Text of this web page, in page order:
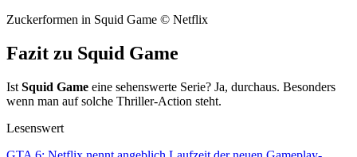
Zuckerformen in Squid Game © Netflix
Fazit zu Squid Game
Ist Squid Game eine sehenswerte Serie? Ja, durchaus. Besonders
wenn man auf solche Thriller-Action steht.
Lesenswert